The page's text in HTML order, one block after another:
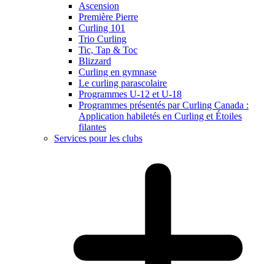
Ascension
Première Pierre
Curling 101
Trio Curling
Tic, Tap & Toc
Blizzard
Curling en gymnase
Le curling parascolaire
Programmes U-12 et U-18
Programmes présentés par Curling Canada :
Application habiletés en Curling et Étoiles
filantes
Services pour les clubs